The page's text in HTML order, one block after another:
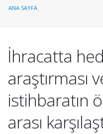
ANA SAYFA
İhracatta
araştırması
istihbaratın
arası